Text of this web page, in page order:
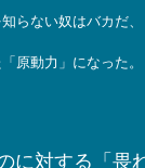
らない奴はバカだ
原動力」になった。
に対する「畏